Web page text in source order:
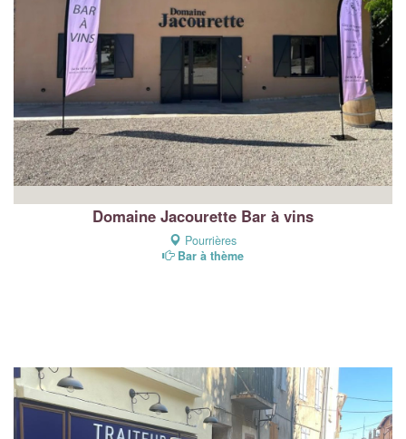
Domaine Jacourette Bar à vins
Pourrières
Bar à thème